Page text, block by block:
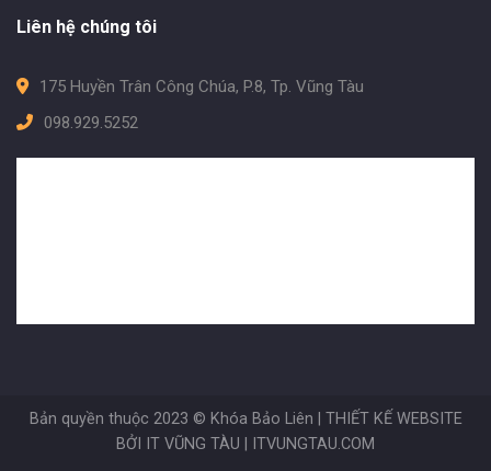
Liên hệ chúng tôi
175 Huyền Trân Công Chúa, P.8, Tp. Vũng Tàu
098.929.5252
Bản quyền thuộc 2023 © Khóa Bảo Liên | THIẾT KẾ WEBSITE
BỞI IT VŨNG TÀU
ITVUNGTAU.COM